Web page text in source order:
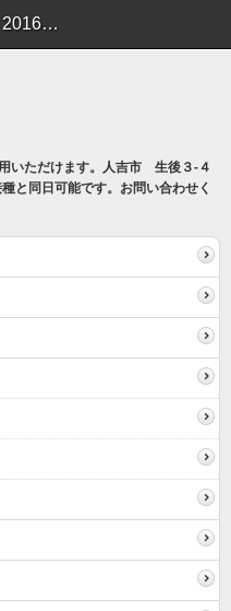
アーカイブ 2016年07月 | 副院長ブログ
いただけます。人吉市 生後３-４
と同日可能です。お問い合わせく